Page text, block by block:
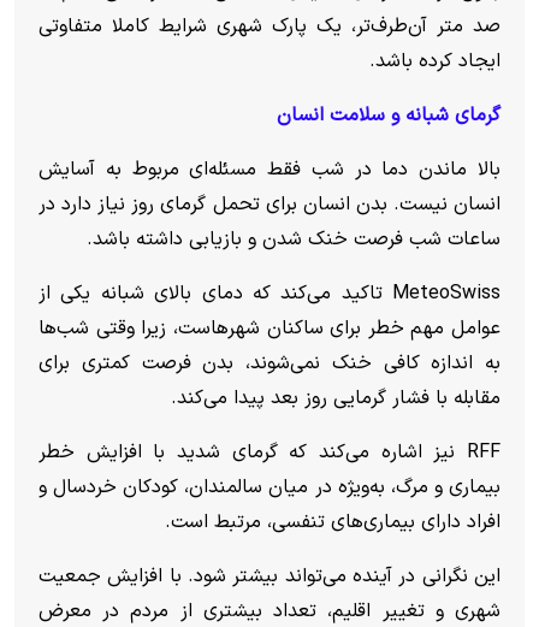
صد متر آن‌طرف‌تر، یک پارک شهری شرایط کاملا متفاوتی
ایجاد کرده باشد.
گرمای شبانه و سلامت انسان
بالا ماندن دما در شب فقط مسئله‌ای مربوط به آسایش
انسان نیست. بدن انسان برای تحمل گرمای روز نیاز دارد در
ساعات شب فرصت خنک شدن و بازیابی داشته باشد.
MeteoSwiss تاکید می‌کند که دمای بالای شبانه یکی از
عوامل مهم خطر برای ساکنان شهرهاست، زیرا وقتی شب‌ها
به اندازه کافی خنک نمی‌شوند، بدن فرصت کمتری برای
مقابله با فشار گرمایی روز بعد پیدا می‌کند.
RFF نیز اشاره می‌کند که گرمای شدید با افزایش خطر
بیماری و مرگ، به‌ویژه در میان سالمندان، کودکان خردسال و
افراد دارای بیماری‌های تنفسی، مرتبط است.
این نگرانی در آینده می‌تواند بیشتر شود. با افزایش جمعیت
شهری و تغییر اقلیم، تعداد بیشتری از مردم در معرض